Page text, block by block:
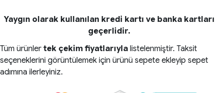
Yaygın olarak kullanılan kredi kartı ve banka kartları
geçerlidir.
Tüm ürünler tek çekim fiyatlarıyla listelenmiştir. Taksit
seçeneklerini görüntülemek için ürünü sepete ekleyip sepet
adımına ilerleyiniz.